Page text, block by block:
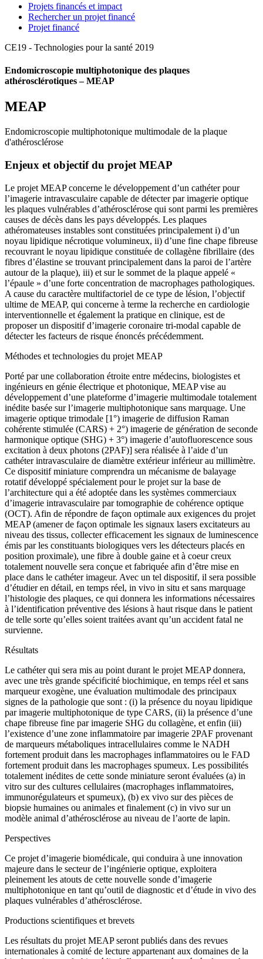
Projets financés et impact
Rechercher un projet financé
Projet financé
CE19 - Technologies pour la santé 2019
Endomicroscopie multiphotonique des plaques
athérosclérotiques – MEAP
MEAP
Endomicroscopie multiphotonique multimodale de la plaque
d'athérosclérose
Enjeux et objectif du projet MEAP
Le projet MEAP concerne le développement d’un cathéter pour
l’imagerie intravasculaire capable de détecter par imagerie optique
les plaques vulnérables d’athérosclérose qui sont parmi les premières
causes de décès dans les pays développés. Les plaques
athéromateuses instables sont constituées principalement i) d’un
noyau lipidique nécrotique volumineux, ii) d’une fine chape fibreuse
recouvrant le noyau lipidique constituée de collagène fibrillaire (des
fibres d’élastine se trouvant principalement dans la paroi de l’artère
autour de la plaque), iii) et sur le sommet de la plaque appelé «
l’épaule » d’une forte concentration de macrophages pathologiques.
A cause du caractère multifactoriel de ce type de lésion, l’objectif
ultime de MEAP, qui concerne à terme la recherche en cardiologie
interventionnelle et également la pratique en clinique, est de
proposer un dispositif d’imagerie coronaire tri-modal capable de
détecter les facteurs de risque énoncés précédemment.
Méthodes et technologies du projet MEAP
Porté par une collaboration étroite entre médecins, biologistes et
ingénieurs en génie électrique et photonique, MEAP vise au
développement d’une plateforme d’imagerie multimodale totalement
inédite basée sur l’imagerie multiphotonique sans marquage. Une
imagerie optique trimodale [1°) imagerie de diffusion Raman
cohérente stimulée (CARS) + 2°) imagerie de génération de seconde
harmonique optique (SHG) + 3°) imagerie d’autofluorescence sous
excitation à deux photons (2PAF)] sera réalisée à l’aide d’un
cathéter intravasculaire de diamètre extérieur inférieur au millimètre.
Ce dispositif miniature comprendra un mécanisme de balayage
rotatif développé spécialement pour le projet sur la base de
l’architecture qui a été adoptée dans les systèmes commerciaux
d’imagerie intravasculaire par tomographie de cohérence optique
(OCT). Afin de répondre de façon optimale aux exigences du projet
MEAP (amener de façon optimale les signaux lasers excitateurs au
niveau des tissus, collecter efficacement les signaux de luminescence
émis par les constituants biologiques vers les détecteurs placés en
position proximale), une fibre à double gaine et à coeur creux
totalement nouvelle sera conçue et fabriquée afin d’être mise en
place dans le cathéter imageur. Avec un tel dispositif, il sera possible
d’étudier en détail, en temps réel, in vivo in situ et sans marquage
l’histologie des plaques, ce qui donnera les informations nécessaires
à l’identification préventive des lésions à haut risque dans le patient
de telle sorte qu’elles soient traitées avant qu’un accident fatal ne
survienne.
Résultats
Le cathéter qui sera mis au point durant le projet MEAP donnera,
avec une très grande spécificité biochimique, en temps réel et sans
marqueur exogène, une évaluation multimodale des principaux
signes de la pathologie que sont : (i) la présence du noyau lipidique
par imagerie multiphotonique de type CARS, (ii) la présence d’une
chape fibreuse fine par imagerie SHG du collagène, et enfin (iii)
l’existence d’une zone inflammatoire par imagerie 2PAF provenant
de marqueurs métaboliques intracellulaires comme le NADH
fortement produit dans les macrophages inflammatoires ou le FAD
fortement produit dans les macrophages spumeux. Les possibilités
totalement inédites de cette sonde miniature seront évaluées (a) in
vitro sur des cultures cellulaires (macrophages inflammatoires,
immunorégulateurs et spumeux), (b) ex vivo sur des pièces de
biopsie humaines ou animales et finalement (c) in vivo sur un
modèle animal d’athérosclérose au niveau de l’aorte de lapin.
Perspectives
Ce projet d’imagerie biomédicale, qui conduira à une innovation
majeure dans le secteur de l’ingénierie optique, exploitera
pleinement les atouts de cette nouvelle sonde d’imagerie
multiphotonique en tant qu’outil de diagnostic et d’étude in vivo des
plaques vulnérables d’athérosclérose.
Productions scientifiques et brevets
Les résultats du projet MEAP seront publiés dans des revues
internationales à comité de lecture appartenant aux domaines de la